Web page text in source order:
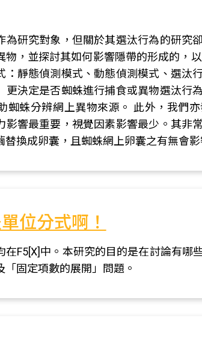
為研究對象，但關於其選汰行為的研究
物，並探討其如何影響隱帶的形成的，
：靜態偵測模式、動態偵測模式、選汰
更決定是否蜘蛛進行捕食或異物選汰行
蜘蛛分辨網上異物來源。 此外，我們
影響最重要，視覺因素影響最少。其非
換成卵囊，且蜘蛛網上卵囊之有無會影
位分式啊！
在F5[X]中。本研究的目的是在討論有哪
「固定項數的展開」問題。